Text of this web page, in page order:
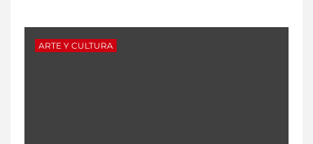
ARTE Y CULTURA